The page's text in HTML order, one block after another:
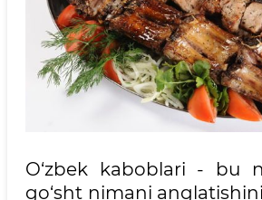
O‘zbek kaboblari - bu
go‘sht nimani